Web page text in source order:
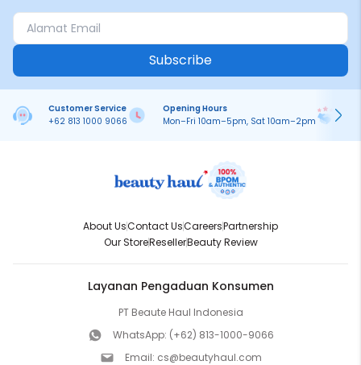
Subscribe
Customer Service
+62 813 1000 9066
Opening Hours
Mon–Fri 10am–5pm, Sat 10am–2pm
About UsContact UsCareersPartnership
Our StoreResellerBeauty Review
Layanan Pengaduan Konsumen
PT Beaute Haul Indonesia
WhatsApp: (+62) 813-1000-9066
Email: cs@beautyhaul.com